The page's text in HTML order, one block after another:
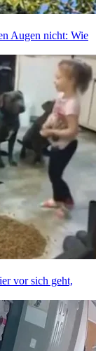
Augen nicht: Wie
vor sich geht,